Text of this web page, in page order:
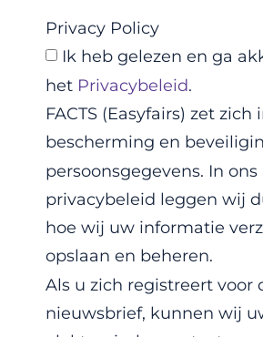
Privacy Policy
Ik heb gelezen en ga
het Privacybeleid.
FACTS (Easyfairs) zet zich
bescherming en
persoonsgegevens. In ons
privacybeleid leggen wij
hoe wij uw informatie
opslaan en beheren.
Als u zich registreert voor
nieuwsbrief, kunnen wij